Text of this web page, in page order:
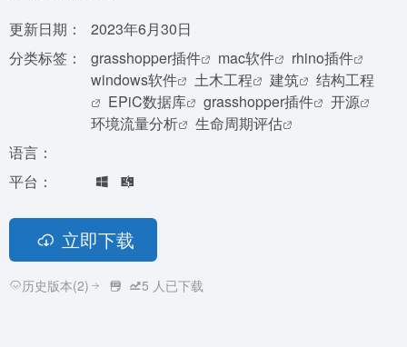
更新日期：
2023年6月30日
分类标签：
grasshopper插件 mac软件
rhino插件
windows软件
土木工程 建筑
结构工程
EPiC数据库
grasshopper插件
开源
环境流量分析
生命周期评估
语言：
平台：
立即下载
历史版本(2) 5 人已下载